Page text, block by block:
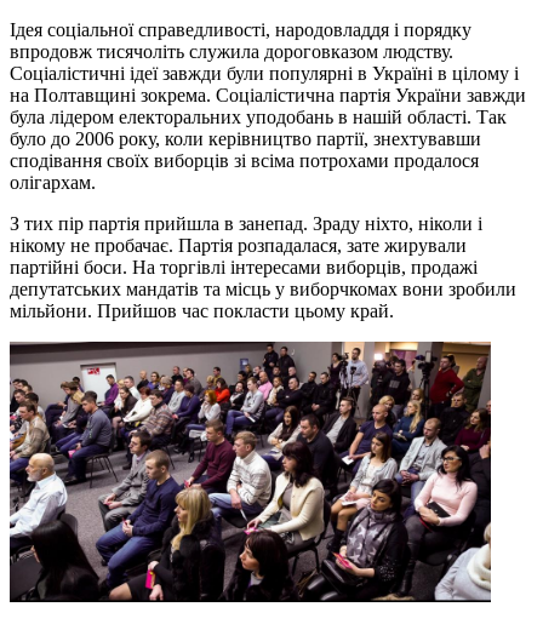
Ідея соціальної справедливості, народовладдя і порядку
впродовж тисячоліть служила дороговказом людству.
Соціалістичні ідеї завжди були популярні в Україні в цілому і
на Полтавщині зокрема. Соціалістична партія України завжди
була лідером електоральних уподобань в нашій області. Так
було до 2006 року, коли керівництво партії, знехтувавши
сподівання своїх виборців зі всіма потрохами продалося
олігархам.
З тих пір партія прийшла в занепад. Зраду ніхто, ніколи і
нікому не пробачає. Партія розпадалася, зате жирували
партійні боси. На торгівлі інтересами виборців, продажі
депутатських мандатів та місць у виборчкомах вони зробили
мільйони. Прийшов час покласти цьому край.